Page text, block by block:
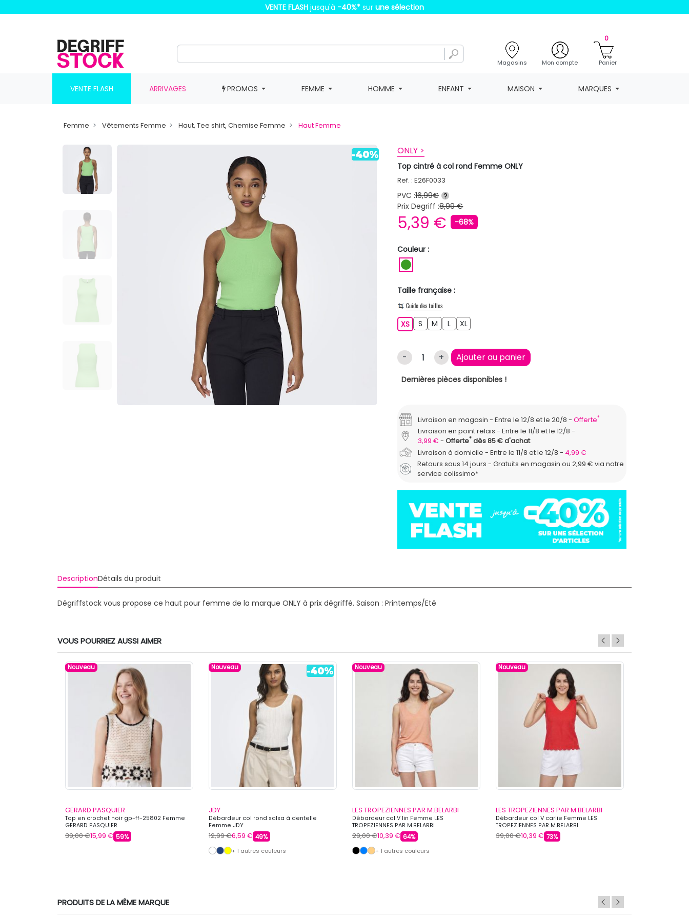
VENTE FLASH jusqu'à -40%* sur une sélection
Magasins Mon compte
0
Panier
VENTE FLASH ARRIVAGES PROMOS FEMME HOMME ENFANT MAISON MARQUES
Femme Vêtements Femme Haut, Tee shirt, Chemise Femme Haut Femme
ONLY >
Top cintré à col rond Femme ONLY
Ref. : E26F0033
PVC :16,99€ ?
Prix Degriff :8,99 €
5,39 € -68%
Couleur :
Taille française :
Guide des tailles
XSXS S M LL XLXL
- + Ajouter au panier
Dernières pièces disponibles !
Livraison en magasin Entre le 12/8 et le 20/8 Offerte*
Livraison en point relais
Entre le 11/8 et le 12/8
3,99 €
Offerte*dès 85 € d'achat
Livraison à domicile
Entre le 11/8 et le 12/8
4,99 €
Retours sous 14 jours - Gratuits en magasin ou 2,99 € via notre
service colissimo*
DescriptionDétails du produit
Dégriffstock vous propose ce haut pour femme de la marque ONLY à prix dégriffé. Saison : Printemps/Eté
VOUS POURRIEZ AUSSI AIMER
Nouveau
GERARD PASQUIER
Top en crochet noir gp-ff-25802 Femme
GERARD PASQUIER
39,00 €15,99 € 59%
Nouveau
JDY
Débardeur col rond salsa à dentelle
Femme JDY
12,99 €6,59 € 49%
+ 1 autres couleurs
Nouveau
LES TROPEZIENNES PAR M.BELARBI
Débardeur col V lin Femme LES
TROPEZIENNES PAR M.BELARBI
29,00 €10,39 € 64%
+ 1 autres couleurs
Nouveau
LES TROPEZIENNES PAR M.BELARBI
Débardeur col V carlie Femme LES
TROPEZIENNES PAR M.BELARBI
39,00 €10,39 € 73%
PRODUITS DE LA MÊME MARQUE